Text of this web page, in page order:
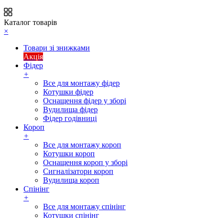
Каталог товарів
×
Товари зі знижками
Акція
Фідер
+
Все для монтажу фідер
Котушки фідер
Оснащення фідер у зборі
Вудилища фідер
Фідер годівниці
Короп
+
Все для монтажу короп
Котушки короп
Оснащення короп у зборі
Сигналізатори короп
Вудилища короп
Спінінг
+
Все для монтажу спінінг
Котушки спінінг